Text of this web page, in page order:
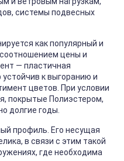
системы подвесных
как популярный и
цены и
— пластичная
к выгоранию и
цветов. При условии
покрытые Полиэстером,
долгие годы.
профиль. Его несущая
в связи с этим такой
где необходима